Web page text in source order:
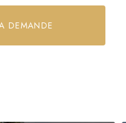
DEMANDE